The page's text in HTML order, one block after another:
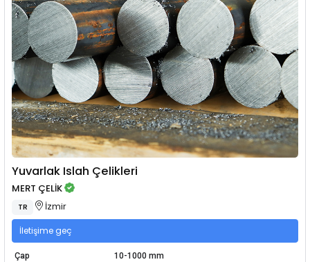
Yuvarlak Islah Çelikleri
MERT ÇELİK
TR İzmir
İletişime geç
Çap
10-1000 mm